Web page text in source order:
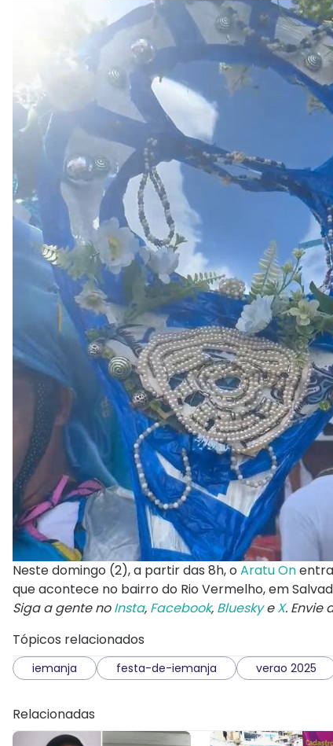
Neste domingo (2), a partir das 8h, o Aratu On
que acontece no bairro do Rio Vermelho, em
Siga a gente noInsta, Facebook, BlueskyeX. Envie
Tópicos relacionados
iemanja festa-de-iemanja verao 2025
Relacionadas